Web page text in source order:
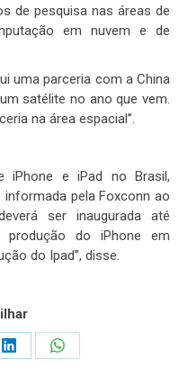
de pesquisa nas áreas de
em nuvem e de
uma parceria com a China
satélite no ano que vem.
na área espacial”.
iPhone e iPad no Brasil,
pela Foxconn ao
ser inaugurada até
produção do iPhone em
do Ipad”, disse.
Share
Share